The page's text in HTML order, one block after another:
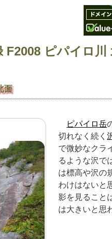
面
ピパイロ岳
切れなく続く
で微妙なクラ
るような沢で
は標高や沢の
わけはないと
影を見ること
は大きいと思